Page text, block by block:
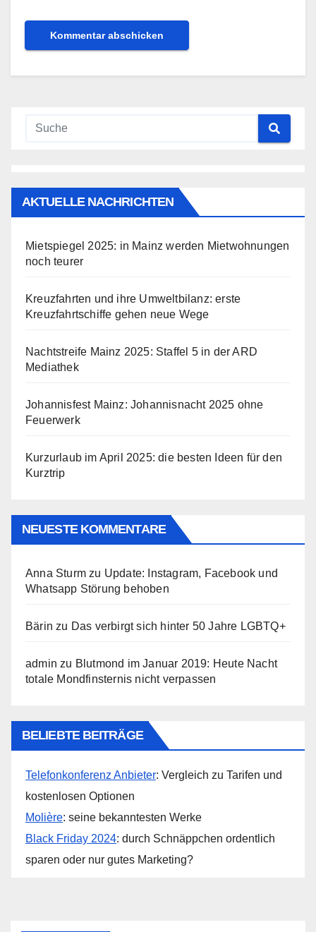
AKTUELLE NACHRICHTEN
Mietspiegel 2025: in Mainz werden Mietwohnungen
noch teurer
Kreuzfahrten und ihre Umweltbilanz: erste
Kreuzfahrtschiffe gehen neue Wege
Nachtstreife Mainz 2025: Staffel 5 in der ARD
Mediathek
Johannisfest Mainz: Johannisnacht 2025 ohne
Feuerwerk
Kurzurlaub im April 2025: die besten Ideen für den
Kurztrip
NEUESTE KOMMENTARE
Anna Sturm zu Update: Instagram, Facebook und
Whatsapp Störung behoben
Bärin zu Das verbirgt sich hinter 50 Jahre LGBTQ+
admin zu Blutmond im Januar 2019: Heute Nacht
totale Mondfinsternis nicht verpassen
BELIEBTE BEITRÄGE
Telefonkonferenz Anbieter: Vergleich zu Tarifen und
kostenlosen Optionen
Molière: seine bekanntesten Werke
Black Friday 2024: durch Schnäppchen ordentlich
sparen oder nur gutes Marketing?